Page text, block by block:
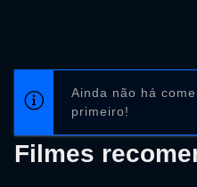
Ainda não há
primeiro!
Filmes